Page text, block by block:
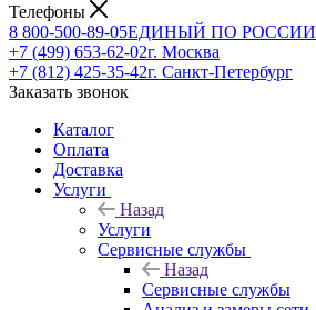
Телефоны
8 800-500-89-05ЕДИНЫЙ ПО РОССИИ
+7 (499) 653-62-02г. Москва
+7 (812) 425-35-42г. Санкт-Петербург
Заказать звонок
Каталог
Оплата
Доставка
Услуги
Назад
Услуги
Сервисные службы
Назад
Сервисные службы